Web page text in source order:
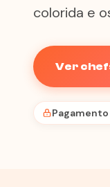
colorida e
Ver